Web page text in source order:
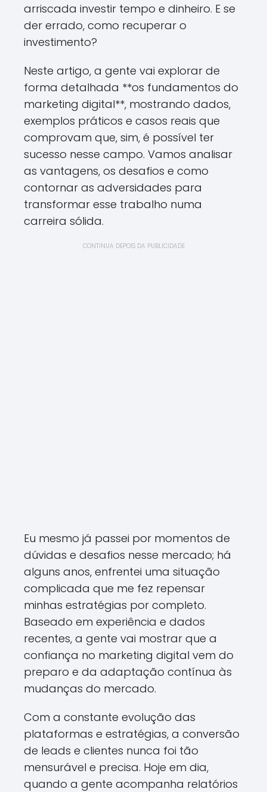
arriscada investir tempo e dinheiro. E se
der errado, como recuperar o
investimento?
Neste artigo, a gente vai explorar de
forma detalhada **os fundamentos do
marketing digital**, mostrando dados,
exemplos práticos e casos reais que
comprovam que, sim, é possível ter
sucesso nesse campo. Vamos analisar
as vantagens, os desafios e como
contornar as adversidades para
transformar esse trabalho numa
carreira sólida.
CONTINUA DEPOIS DA PUBLICIDADE
Eu mesmo já passei por momentos de
dúvidas e desafios nesse mercado; há
alguns anos, enfrentei uma situação
complicada que me fez repensar
minhas estratégias por completo.
Baseado em experiência e dados
recentes, a gente vai mostrar que a
confiança no marketing digital vem do
preparo e da adaptação contínua às
mudanças do mercado.
Com a constante evolução das
plataformas e estratégias, a conversão
de leads e clientes nunca foi tão
mensurável e precisa. Hoje em dia,
quando a gente acompanha relatórios